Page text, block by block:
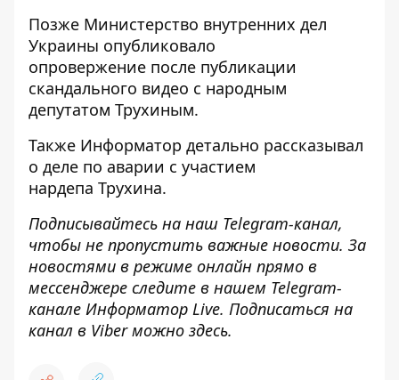
Позже Министерство внутренних дел
Украины опубликовало
опровержение после публикации
скандального видео с народным
депутатом Трухиным.
Также Информатор детально рассказывал
о деле по аварии с участием
нардепа Трухина.
Подписывайтесь на наш Telegram-канал,
чтобы не пропустить важные новости. За
новостями в режиме онлайн прямо в
мессенджере следите в нашем Telegram-
канале Информатор Live. Подписаться на
канал в Viber можно здесь.